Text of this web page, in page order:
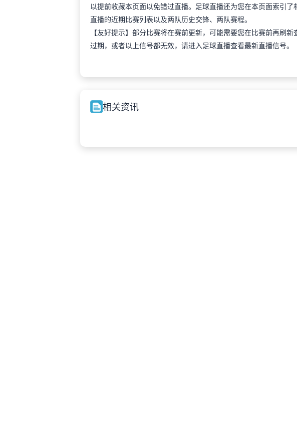
以提前收藏本页面以免错过直播。足球直播还为您在本页面索引
直播的近期比赛列表以及两队历史交锋、两队赛程。
【友好提示】部分比赛将在赛前更新，可能需要您在比赛前再刷
过期，或者以上信号都无效，请进入足球直播查看最新直播信号。
相关资讯